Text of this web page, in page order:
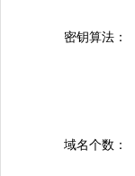
密钥算法：
域名个数：